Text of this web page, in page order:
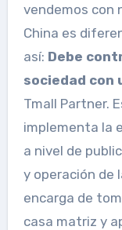
vendemos con
China es
así: Debe
sociedad con
Tmall Partner.
implementa la
a nivel de
y operación de
encarga de
casa matriz y